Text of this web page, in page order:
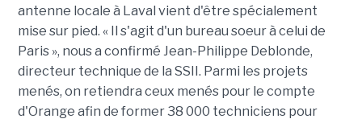
antenne locale à Laval vient d'être spécialement
mise sur pied. « Il s'agit d'un bureau soeur à celui de
Paris », nous a confirmé Jean-Philippe Deblonde,
directeur technique de la SSII. Parmi les projets
menés, on retiendra ceux menés pour le compte
d'Orange afin de former 38 000 techniciens pour